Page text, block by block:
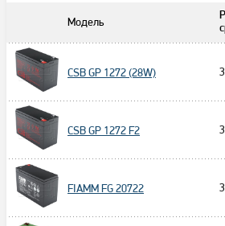
Модель
CSB GP 1272 (28W)
CSB GP 1272 F2
FIAMM FG 20722